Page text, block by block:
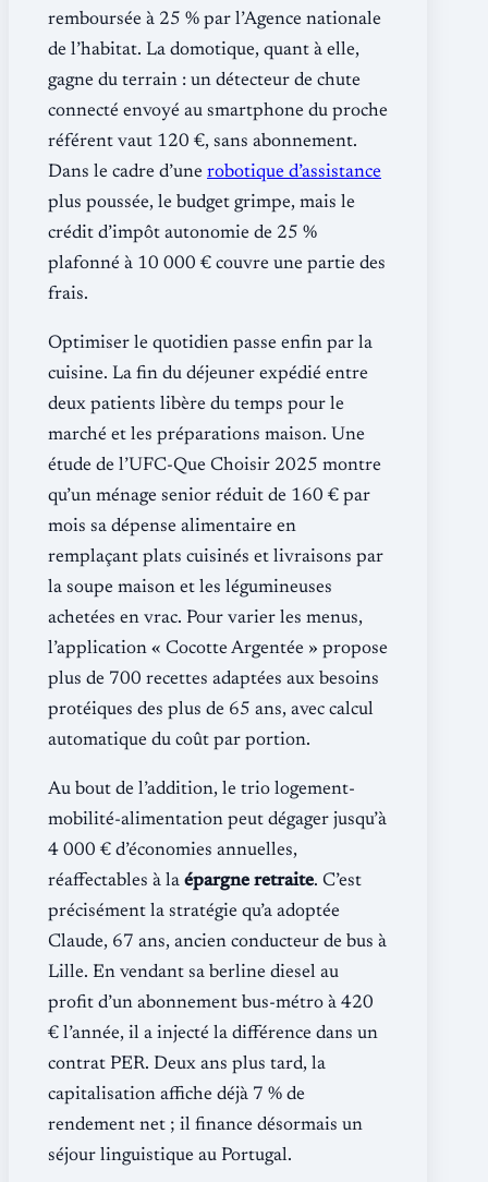
remboursée à 25 % par l’Agence nationale
de l’habitat. La domotique, quant à elle,
gagne du terrain : un détecteur de chute
connecté envoyé au smartphone du proche
référent vaut 120 €, sans abonnement.
Dans le cadre d’une robotique d’assistance
plus poussée, le budget grimpe, mais le
crédit d’impôt autonomie de 25 %
plafonné à 10 000 € couvre une partie des
frais.
Optimiser le quotidien passe enfin par la
cuisine. La fin du déjeuner expédié entre
deux patients libère du temps pour le
marché et les préparations maison. Une
étude de l’UFC-Que Choisir 2025 montre
qu’un ménage senior réduit de 160 € par
mois sa dépense alimentaire en
remplaçant plats cuisinés et livraisons par
la soupe maison et les légumineuses
achetées en vrac. Pour varier les menus,
l’application « Cocotte Argentée » propose
plus de 700 recettes adaptées aux besoins
protéiques des plus de 65 ans, avec calcul
automatique du coût par portion.
Au bout de l’addition, le trio logement-
mobilité-alimentation peut dégager jusqu’à
4 000 € d’économies annuelles,
réaffectables à la épargne retraite. C’est
précisément la stratégie qu’a adoptée
Claude, 67 ans, ancien conducteur de bus à
Lille. En vendant sa berline diesel au
profit d’un abonnement bus-métro à 420
€ l’année, il a injecté la différence dans un
contrat PER. Deux ans plus tard, la
capitalisation affiche déjà 7 % de
rendement net ; il finance désormais un
séjour linguistique au Portugal.